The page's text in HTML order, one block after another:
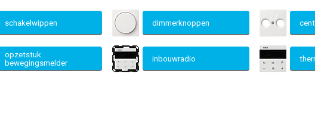
schakelwippen dimmerknoppen
opzetstuk
bewegingsmelder
inbouwradio